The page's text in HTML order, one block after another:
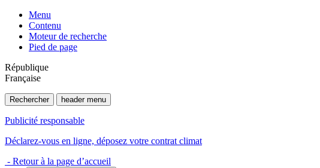
Menu
Contenu
Moteur de recherche
Pied de page
République
Française
Rechercher header menu
Publicité responsable
Déclarez-vous en ligne, déposez votre contrat climat
- Retour à la page d’accueil